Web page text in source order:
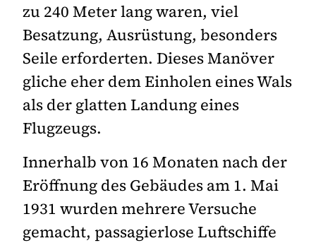
zu 240 Meter lang waren, viel
Besatzung, Ausrüstung, besonders
Seile erforderten. Dieses Manöver
gliche eher dem Einholen eines Wals
als der glatten Landung eines
Flugzeugs.
Innerhalb von 16 Monaten nach der
Eröffnung des Gebäudes am 1. Mai
1931 wurden mehrere Versuche
gemacht, passagierlose Luftschiffe